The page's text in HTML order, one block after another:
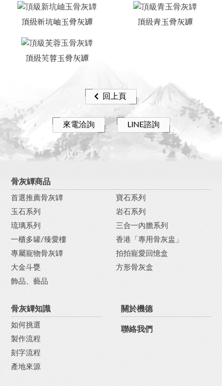
頂級新坑岫玉骨灰罈 頂級青玉骨灰罈
頂級芙蓉玉骨灰罈
回上頁
來電洽詢 LINE諮詢
骨灰罈商品
首選推薦骨灰罈
寶石系列
玉石系列
岩石系列
琉璃系列
三合一內膽系列
一櫃多罐/臻愛樓
香港「專用骨灰盅」
專屬寵物骨灰罈
拍拍寵愛回憶盒
大金斗甕
方形骨灰盒
飾品、藝品
骨灰罈知識
如何挑選
製作流程
刻字流程
產地來源
關於機德
聯絡我們